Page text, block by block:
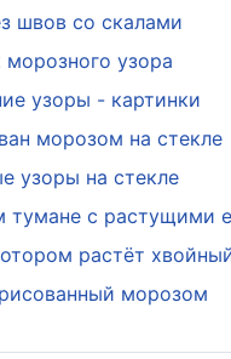
швов со скалами
узора
узоры - картинки
морозом на стекле
узоры на стекле
тумане с растущими
растёт
морозом